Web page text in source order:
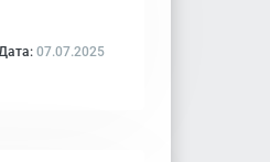
07.07.2025